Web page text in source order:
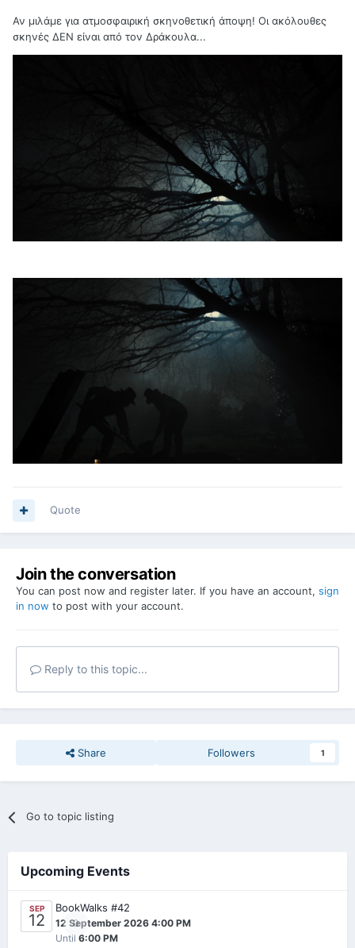
Αν μιλάμε για ατμοσφαιρική σκηνοθετική άποψη! Οι ακόλουθες
σκηνές ΔΕΝ είναι από τον Δράκουλα...
Quote
Join the conversation
You can post now and register later. If you have an account, sign
in now to post with your account.
Reply to this topic...
Share Followers 1
Go to topic listing
Upcoming Events
SEP
12 0
BookWalks #42
12 September 2026 4:00 PM
Until 6:00 PM